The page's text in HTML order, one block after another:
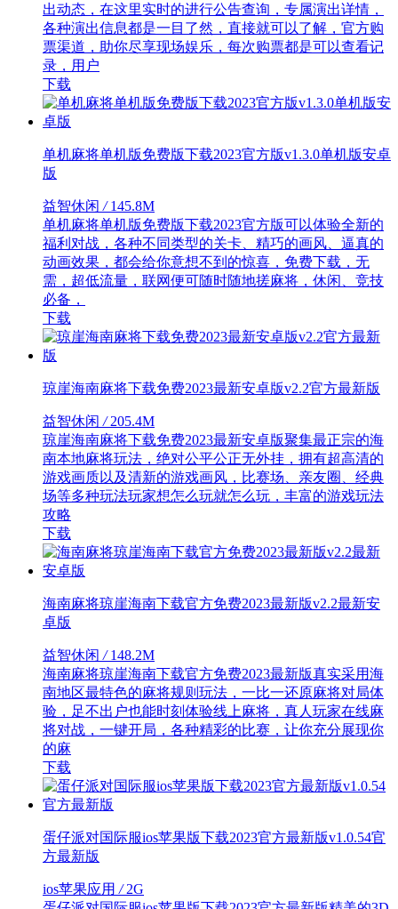
出动态，在这里实时的进行公告查询，专属演出详情，
各种演出信息都是一目了然，直接就可以了解，官方购
票渠道，助你尽享现场娱乐，每次购票都是可以查看记
录，用户
下载
单机麻将单机版免费版下载2023官方版v1.3.0单机版安卓
版
益智休闲 /145.8M
单机麻将单机版免费版下载2023官方版可以体验全新的
福利对战，各种不同类型的关卡、精巧的画风、逼真的
动画效果，都会给你意想不到的惊喜，免费下载，无
需，超低流量，联网便可随时随地搓麻将，休闲、竞技
必备，
下载
琼崖海南麻将下载免费2023最新安卓版v2.2官方最新版
益智休闲 /205.4M
琼崖海南麻将下载免费2023最新安卓版聚集最正宗的海
南本地麻将玩法，绝对公平公正无外挂，拥有超高清的
游戏画质以及清新的游戏画风，比赛场、亲友圈、经典
场等多种玩法玩家想怎么玩就怎么玩，丰富的游戏玩法
攻略
下载
海南麻将琼崖海南下载官方免费2023最新版v2.2最新安
卓版
益智休闲 /148.2M
海南麻将琼崖海南下载官方免费2023最新版真实采用海
南地区最特色的麻将规则玩法，一比一还原麻将对局体
验，足不出户也能时刻体验线上麻将，真人玩家在线麻
将对战，一键开局，各种精彩的比赛，让你充分展现你
的麻
下载
蛋仔派对国际服ios苹果版下载2023官方最新版v1.0.54官
方最新版
ios苹果应用 /2G